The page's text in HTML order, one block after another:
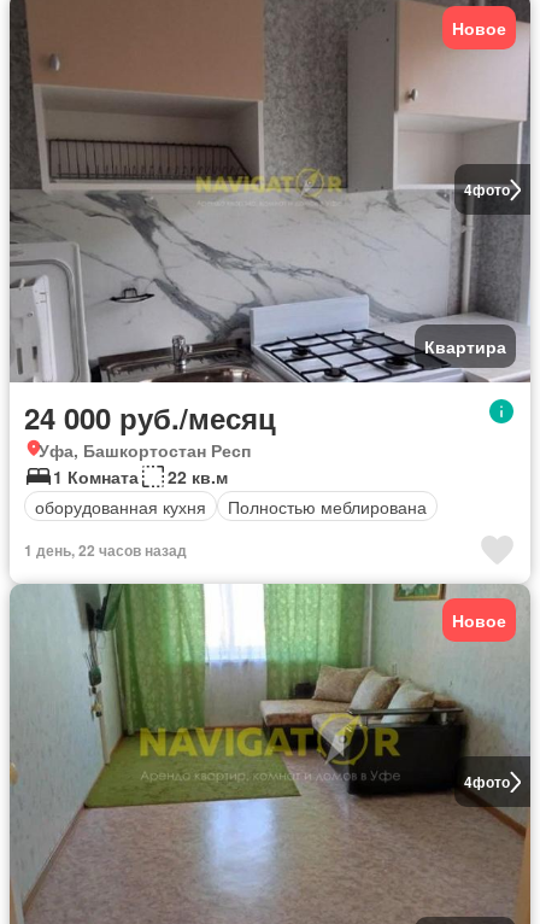
4фото
Новое
Квартира
24 000 руб./месяц
Уфа, Башкортостан Респ
1 Комната
22 кв.м
оборудованная кухня
Полностью меблирована
1 день, 22 часов назад
4фото
Новое